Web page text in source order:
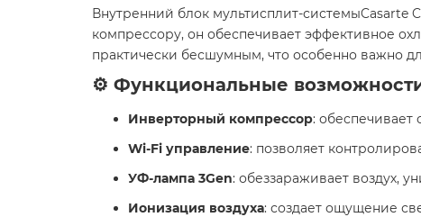
Внутренний блок мультисплит-системыCasarte
компрессору, он обеспечивает эффективное
практически бесшумным, что особенно важно
⚙️ Функциональные
Инверторный компрессор: обеспечивает
Wi-Fi управление: позволяет
УФ-лампа 3Gen: обеззараживает воздух,
Ионизация воздуха: создает ощущение